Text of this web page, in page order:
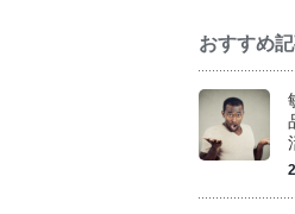
おすすめ